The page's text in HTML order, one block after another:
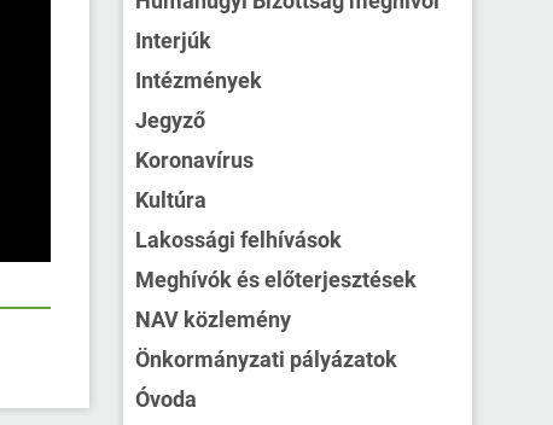
Interjúk
Intézmények
Jegyző
Koronavírus
Kultúra
Lakossági felhívások
Meghívók és előterjesztések
NAV közlemény
Önkormányzati pályázatok
Óvoda